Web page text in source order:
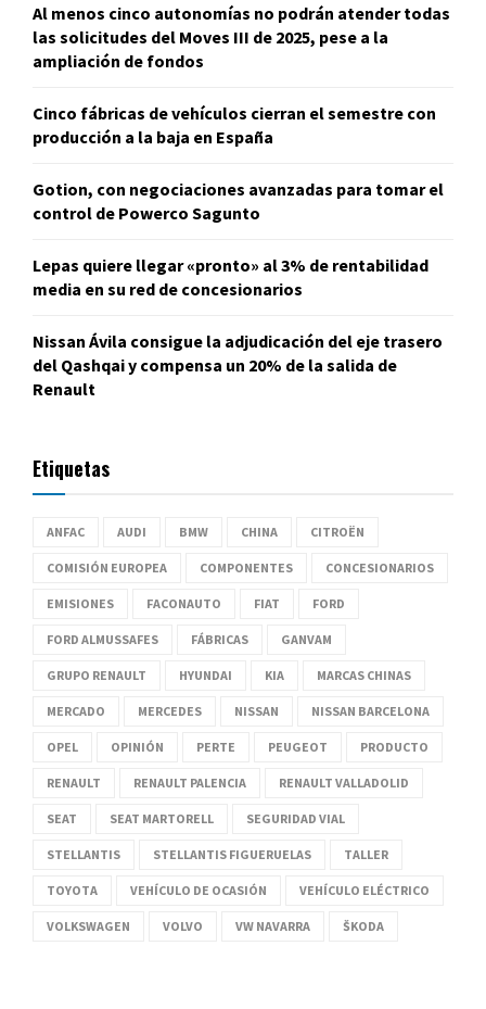
Al menos cinco autonomías no podrán atender todas
las solicitudes del Moves III de 2025, pese a la
ampliación de fondos
Cinco fábricas de vehículos cierran el semestre con
producción a la baja en España
Gotion, con negociaciones avanzadas para tomar el
control de Powerco Sagunto
Lepas quiere llegar «pronto» al 3% de rentabilidad
media en su red de concesionarios
Nissan Ávila consigue la adjudicación del eje trasero
del Qashqai y compensa un 20% de la salida de
Renault
Etiquetas
ANFAC AUDI BMW CHINA CITROËN
COMISIÓN EUROPEA COMPONENTES CONCESIONARIOS
EMISIONES FACONAUTO FIAT FORD
FORD ALMUSSAFES FÁBRICAS GANVAM
GRUPO RENAULT HYUNDAI KIA MARCAS CHINAS
MERCADO MERCEDES NISSAN NISSAN BARCELONA
OPEL OPINIÓN PERTE PEUGEOT PRODUCTO
RENAULT RENAULT PALENCIA RENAULT VALLADOLID
SEAT SEAT MARTORELL SEGURIDAD VIAL
STELLANTIS STELLANTIS FIGUERUELAS TALLER
TOYOTA VEHÍCULO DE OCASIÓN VEHÍCULO ELÉCTRICO
VOLKSWAGEN VOLVO VW NAVARRA ŠKODA